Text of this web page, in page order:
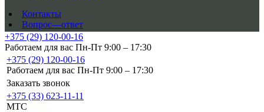
Контакты
Вопрос—ответ
+375 (29) 120-00-16
Работаем для вас Пн-Пт 9:00 – 17:30
+375 (29) 120-00-16
Работаем для вас Пн-Пт 9:00 – 17:30
Заказать звонок
+375 (33) 623-11-11
MTC